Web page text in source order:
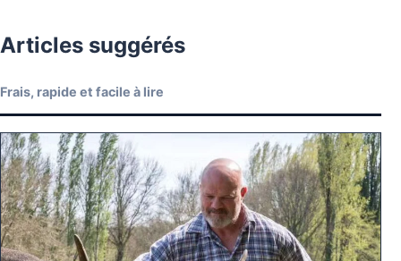
Articles suggérés
Frais, rapide et facile à lire